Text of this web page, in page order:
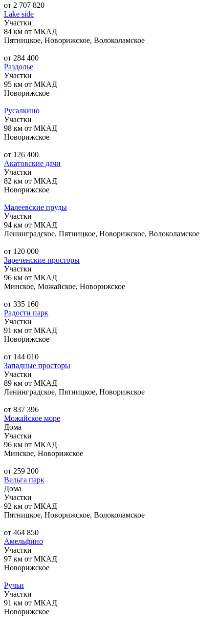
от 2 707 820
Lake side
Участки
84 км от МКАД
Пятницкое, Новорижское, Волоколамское
от 284 400
Раздолье
Участки
95 км от МКАД
Новорижское
Русалкино
Участки
98 км от МКАД
Новорижское
от 126 400
Акатовские дачи
Участки
82 км от МКАД
Новорижское
Малеевские пруды
Участки
94 км от МКАД
Ленинградское, Пятницкое, Новорижское, Волоколамское
от 120 000
Зареченские просторы
Участки
96 км от МКАД
Минское, Можайское, Новорижское
от 335 160
Радости парк
Участки
91 км от МКАД
Новорижское
от 144 010
Западные просторы
Участки
89 км от МКАД
Ленинградское, Пятницкое, Новорижское
от 837 396
Можайское море
Дома
Участки
96 км от МКАД
Минское, Новорижское
от 259 200
Вельга парк
Дома
Участки
92 км от МКАД
Пятницкое, Новорижское, Волоколамское
от 464 850
Амельфино
Участки
97 км от МКАД
Новорижское
Ручьи
Участки
91 км от МКАД
Новорижское